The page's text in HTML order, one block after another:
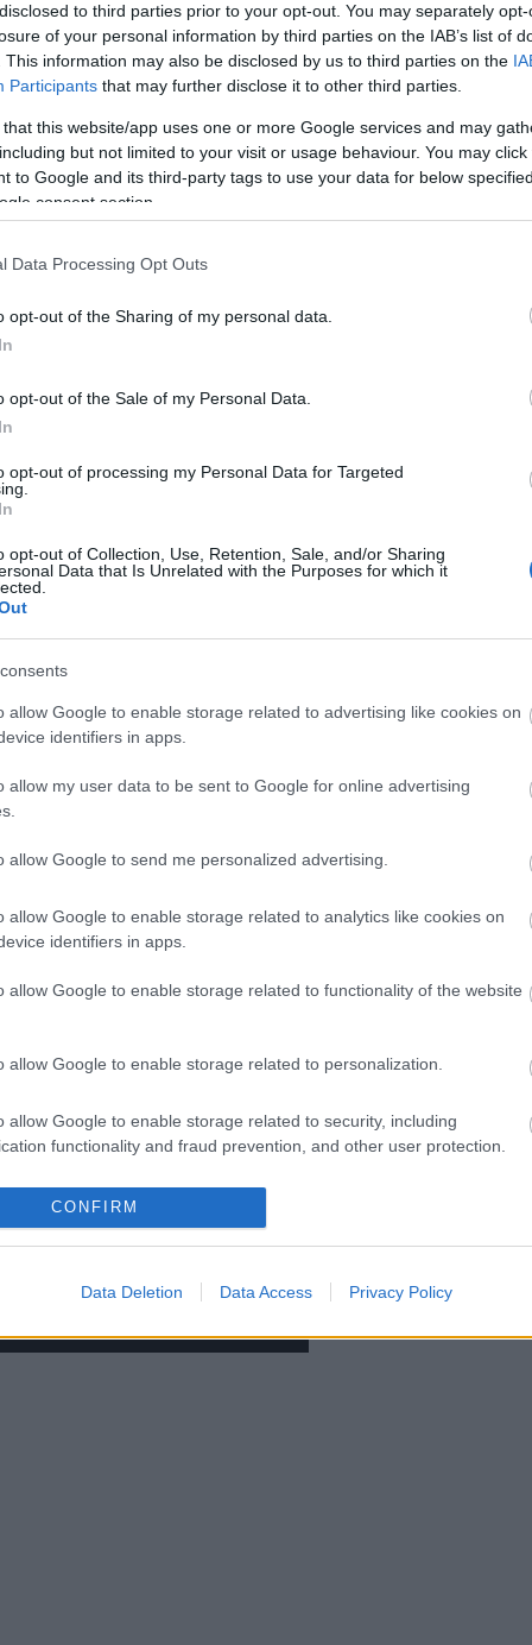
to third parties prior to your opt-out. You may separately
of your personal information by third parties on the IAB’s list of
This information may also be disclosed by us to third parties on the
Participants that may further disclose it to other third parties.
that this website/app uses one or more Google services and may
but not limited to your visit or usage behaviour. You may
to Google and its third-party tags to use your data for below
consent section.
Data Processing Opt Outs
opt-out of the Sharing of my personal data.
opt-out of the Sale of my Personal Data.
opt-out of processing my Personal Data for Targeted
opt-out of Collection, Use, Retention, Sale, and/or Sharing
Data that Is Unrelated with the Purposes for which it
allow Google to enable storage related to advertising like cookies on
identifiers in apps.
allow my user data to be sent to Google for online advertising
allow Google to send me personalized advertising.
allow Google to enable storage related to analytics like cookies on
identifiers in apps.
allow Google to enable storage related to functionality of the website
allow Google to enable storage related to personalization.
allow Google to enable storage related to security, including
functionality and fraud prevention, and other user protection.
CONFIRM
Data Deletion Data Access Privacy Policy
százaléka szerint a számítási felhő átformálja a
40 százalékuk pedig az informatikai vezetőktől várja a
üzleti lehetőségeket nyújthat a felhő - derül ki az IDG
Plus could work as malware
18:20
delivered if you don't see them.
to screen out criminals from its
say
18:15
18:10
strikes on a local utility grid in Europe caused a data
data center. For Google, a company with a self-
for accuracy" in its data center operations, admitting an
loss as small as 0.000001% -- as it did -- likely came with
private beta of Skype for
for iOS, Android
17:47
inviting users to test the new iOS and Android apps of
the enterprise communications software whose latest
a few months ago.
new 4-inch iPhone 6c just won't die
rumored to be held September 9, is going to be jam-
if the spate of leaks we're hearing are true. The
of. The rumor comes from noted leaker Evan Blass, who
these things.
5 new Apple Watch apps
it showed off five new Apple Watch apps created
users.